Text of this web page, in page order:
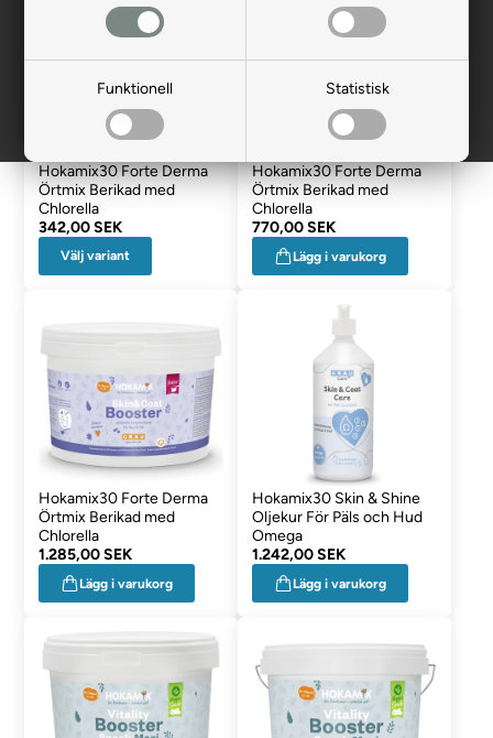
Funktionell Statistisk
Hokamix30 Forte Derma
Örtmix Berikad med
Chlorella
342,00 SEK
Välj variant
Hokamix30 Forte Derma
Örtmix Berikad med
Chlorella
770,00 SEK
Lägg i varukorg
Hokamix30 Forte Derma
Örtmix Berikad med
Chlorella
1.285,00 SEK
Lägg i varukorg
Hokamix30 Skin & Shine
Oljekur För Päls och Hud
Omega
1.242,00 SEK
Lägg i varukorg